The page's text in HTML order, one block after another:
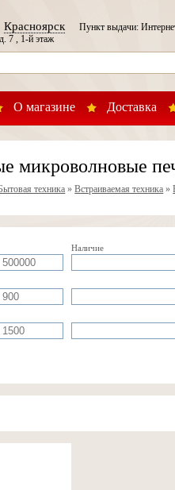
О магазине Доставка
КрасноярскПункт выдачи:
7 , 1-й этаж
микроволновые
техника »Встраиваемая техника »
Наличие